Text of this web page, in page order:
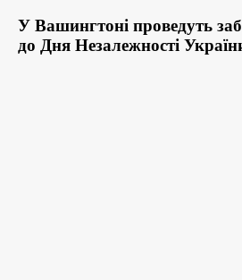
У Вашингтоні проведуть
до Дня Незалежності